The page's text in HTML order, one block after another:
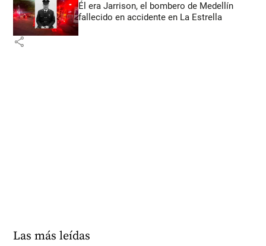
Él era Jarrison, el bombero de Medellín
fallecido en accidente en La Estrella
share
Las más leídas